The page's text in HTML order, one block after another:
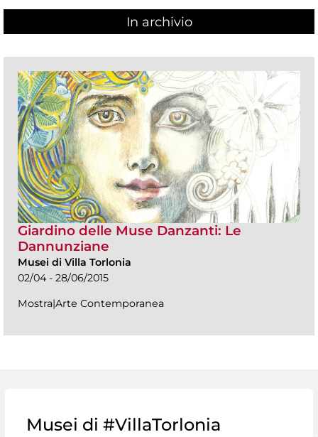
In archivio
Giardino delle Muse Danzanti: Le
Dannunziane
Musei di Villa Torlonia
02/04 - 28/06/2015
Mostra|Arte Contemporanea
Musei di #VillaTorlonia